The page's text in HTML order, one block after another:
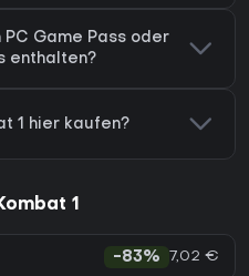
PC Game Pass oder
enthalten?
1 hier kaufen?
1
-83% 7,02 €